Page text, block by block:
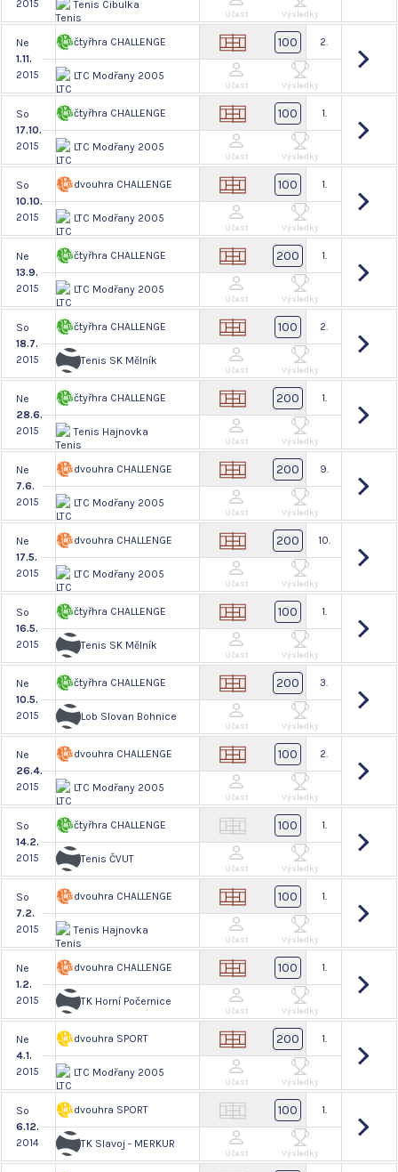
2015 Tenis Cibulka
Účast Výsledky
Ne
1.11.
2015
čtyřhra CHALLENGE
LTC Modřany 2005
100 2.
Účast Výsledky
So
17.10.
2015
čtyřhra CHALLENGE
LTC Modřany 2005
100 1.
Účast Výsledky
So
10.10.
2015
dvouhra CHALLENGE
LTC Modřany 2005
100 1.
Účast Výsledky
Ne
13.9.
2015
čtyřhra CHALLENGE
LTC Modřany 2005
200 1.
Účast Výsledky
So
18.7.
2015
čtyřhra CHALLENGE
Tenis SK Mělník
100 2.
Účast Výsledky
Ne
28.6.
2015
čtyřhra CHALLENGE
Tenis Hajnovka
200 1.
Účast Výsledky
Ne
7.6.
2015
dvouhra CHALLENGE
LTC Modřany 2005
200 9.
Účast Výsledky
Ne
17.5.
2015
dvouhra CHALLENGE
LTC Modřany 2005
200 10.
Účast Výsledky
So
16.5.
2015
čtyřhra CHALLENGE
Tenis SK Mělník
100 1.
Účast Výsledky
Ne
10.5.
2015
čtyřhra CHALLENGE
Lob Slovan Bohnice
200 3.
Účast Výsledky
Ne
26.4.
2015
dvouhra CHALLENGE
LTC Modřany 2005
100 2.
Účast Výsledky
So
14.2.
2015
čtyřhra CHALLENGE
Tenis ČVUT
100 1.
Účast Výsledky
So
7.2.
2015
dvouhra CHALLENGE
Tenis Hajnovka
100 1.
Účast Výsledky
Ne
1.2.
2015
dvouhra CHALLENGE
TK Horní Počernice
100 1.
Účast Výsledky
Ne
4.1.
2015
dvouhra SPORT
LTC Modřany 2005
200 1.
Účast Výsledky
So
6.12.
2014
dvouhra SPORT
TK Slavoj - MERKUR
100 1.
Účast Výsledky